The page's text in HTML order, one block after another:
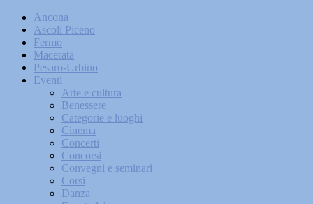
Ancona
Ascoli Piceno
Fermo
Macerata
Pesaro-Urbino
Eventi
Arte e cultura
Benessere
Categorie e luoghi
Cinema
Concerti
Concorsi
Convegni e seminari
Corsi
Danza